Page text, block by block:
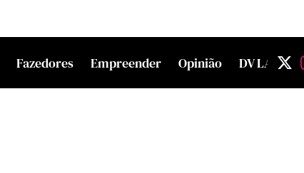
Fazedores Empreender Opinião DV LAB